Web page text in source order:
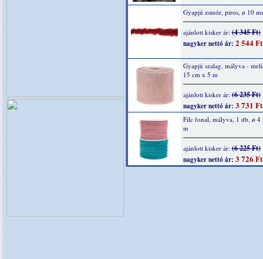
Gyapjú zsinór, piros, ø 10
ajánlott kisker ár:(4 345 Ft)
nagyker nettó ár: 2 544 Ft
Gyapjú szalag, mályva -
15 cm x 5 m
ajánlott kisker ár:(6 235 Ft)
nagyker nettó ár: 3 731 Ft
Filc fonal, mályva, 1 db, ø 4
m
ajánlott kisker ár:(6 225 Ft)
nagyker nettó ár: 3 726 Ft